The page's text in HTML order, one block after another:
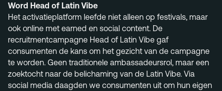
Word Head of Latin Vibe
Het activatieplatform leefde niet alleen op festivals, maar
ook online met earned en social content. De
recruitmentcampagne Head of Latin Vibe gaf
consumenten de kans om het gezicht van de campagne
te worden. Geen traditionele ambassadeursrol, maar een
zoektocht naar de belichaming van de Latin Vibe. Via
social media daagden we consumenten uit om hun eigen